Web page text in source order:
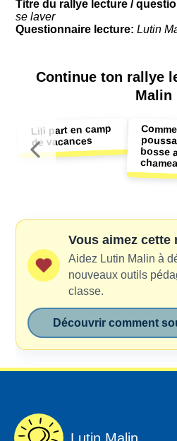
Titre du rallye lecture /
se laver
Questionnaire lecture:Lutin
Continue ton rallye
Malin
Lili part en camp
de vacances
Vous aimez cette
Aidez Lutin Malin à
nouveaux outils
classe.
Découvrir comment